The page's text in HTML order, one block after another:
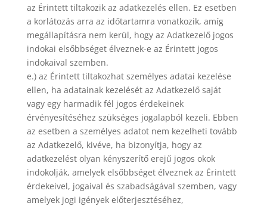
az Érintett tiltakozik az adatkezelés ellen. Ez esetben
a korlátozás arra az időtartamra vonatkozik, amíg
megállapításra nem kerül, hogy az Adatkezelő jogos
indokai elsőbbséget élveznek-e az Érintett jogos
indokaival szemben.
e.) az Érintett tiltakozhat személyes adatai kezelése
ellen, ha adatainak kezelését az Adatkezelő saját
vagy egy harmadik fél jogos érdekeinek
érvényesítéséhez szükséges jogalapból kezeli. Ebben
az esetben a személyes adatot nem kezelheti tovább
az Adatkezelő, kivéve, ha bizonyítja, hogy az
adatkezelést olyan kényszerítő erejű jogos okok
indokolják, amelyek elsőbbséget élveznek az Érintett
érdekeivel, jogaival és szabadságával szemben, vagy
amelyek jogi igények előterjesztéséhez,